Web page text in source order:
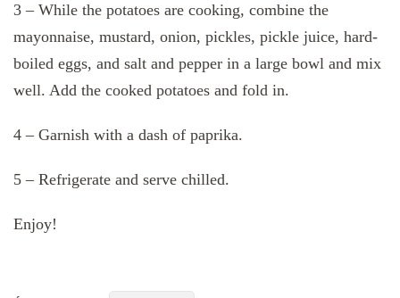
3 – While the potatoes are cooking, combine the
mayonnaise, mustard, onion, pickles, pickle juice, hard-
boiled eggs, and salt and pepper in a large bowl and mix
well. Add the cooked potatoes and fold in.
4 – Garnish with a dash of paprika.
5 – Refrigerate and serve chilled.
Enjoy!